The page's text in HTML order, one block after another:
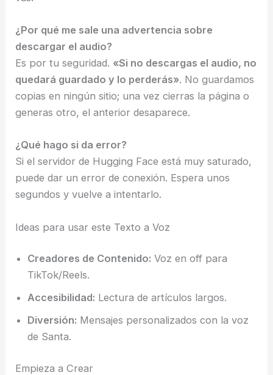
¿Por qué me sale una advertencia sobre
descargar el audio?
Es por tu seguridad. «Si no descargas el audio, no
quedará guardado y lo perderás». No guardamos
copias en ningún sitio; una vez cierras la página o
generas otro, el anterior desaparece.
¿Qué hago si da error?
Si el servidor de Hugging Face está muy saturado,
puede dar un error de conexión. Espera unos
segundos y vuelve a intentarlo.
Ideas para usar este Texto a Voz
Creadores de Contenido: Voz en off para
TikTok/Reels.
Accesibilidad: Lectura de artículos largos.
Diversión: Mensajes personalizados con la voz
de Santa.
Empieza a Crear